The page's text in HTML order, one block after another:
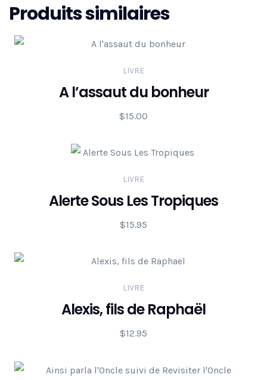
Produits similaires
LIVRE
A l’assaut du bonheur
$15.00
LIVRE
Alerte Sous Les Tropiques
$15.95
LIVRE
Alexis, fils de Raphaël
$12.95